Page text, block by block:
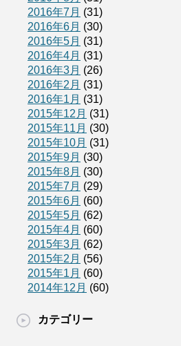
2016年7月 (31)
2016年6月 (30)
2016年5月 (31)
2016年4月 (31)
2016年3月 (26)
2016年2月 (31)
2016年1月 (31)
2015年12月 (31)
2015年11月 (30)
2015年10月 (31)
2015年9月 (30)
2015年8月 (30)
2015年7月 (29)
2015年6月 (60)
2015年5月 (62)
2015年4月 (60)
2015年3月 (62)
2015年2月 (56)
2015年1月 (60)
2014年12月 (60)
カテゴリー